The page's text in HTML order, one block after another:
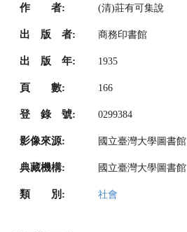
作 者: (清)莊有可集說
出 版 者: 商務印書館
出 版 年: 1935
頁 數: 166
登 錄 號: 0299384
影像來源: 國立臺灣大學圖書館
典藏機構: 國立臺灣大學圖書館
類 別: 社會